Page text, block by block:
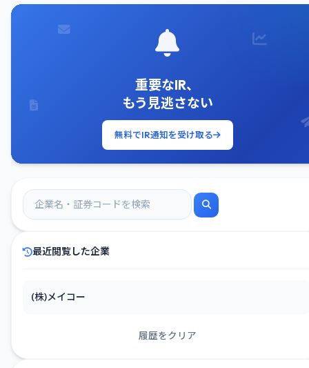
重要なIR、
もう見逃さない
無料でIR通知を受け取る
最近閲覧した企業
(株)メイコー
履歴をクリア